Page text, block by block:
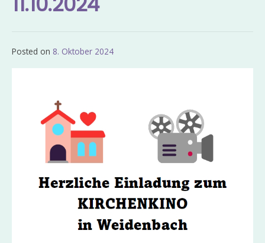
Posted on 8. Oktober 2024